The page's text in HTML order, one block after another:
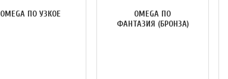
OMEGA ПО УЗКОЕ
OMEGA ПО
ФАНТАЗИЯ (БРОНЗА)